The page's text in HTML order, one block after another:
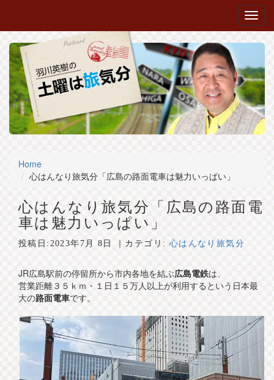
Home
心はんなり旅気分「広島の路面電車は魅力いっぱい」
心はんなり旅気分「広島の路面電
車は魅力いっぱい」
投稿日: 2023年7月 8日 ｜カテゴリ:心はんなり旅気分
JR広島駅前の停留所から市内各地を結ぶ広島電鉄は、
営業距離３５ｋｍ・１日１５万人以上が利用するという日本最
大の路面電車です。